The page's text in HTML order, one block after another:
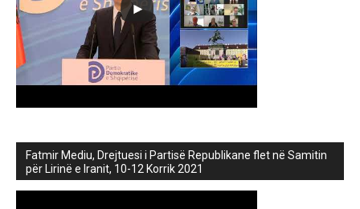
Fatmir Mediu, Drejtuesi i Partisë Republikane flet në Samitin
për Lirinë e Iranit, 10-12 Korrik 2021